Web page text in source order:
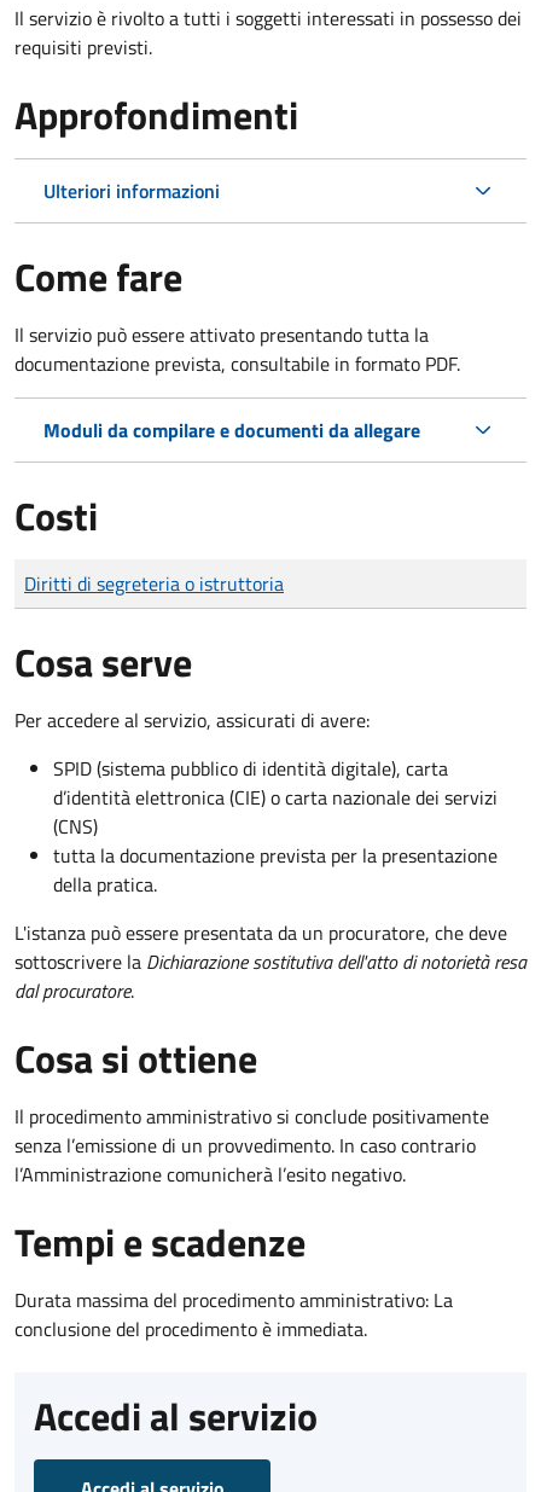
Il servizio è rivolto a tutti i soggetti interessati in possesso dei
requisiti previsti.
Approfondimenti
Ulteriori informazioni
Come fare
Il servizio può essere attivato presentando tutta la
documentazione prevista, consultabile in formato PDF.
Moduli da compilare e documenti da allegare
Costi
Tipo di pagamento
Importo
Diritti di segreteria o istruttoria
Cosa serve
Per accedere al servizio, assicurati di avere:
SPID (sistema pubblico di identità digitale), carta
d’identità elettronica (CIE) o carta nazionale dei servizi
(CNS)
tutta la documentazione prevista per la presentazione
della pratica.
L'istanza può essere presentata da un procuratore, che deve
sottoscrivere la Dichiarazione sostitutiva dell'atto di notorietà resa
dal procuratore.
Cosa si ottiene
Il procedimento amministrativo si conclude positivamente
senza l’emissione di un provvedimento. In caso contrario
l’Amministrazione comunicherà l’esito negativo.
Tempi e scadenze
Durata massima del procedimento amministrativo: La
conclusione del procedimento è immediata.
Accedi al servizio